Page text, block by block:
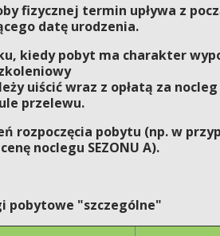
fizycznej termin upływa z
datę urodzenia.
kiedy pobyt ma charakter
uiścić wraz z opłatą za
przelewu.
rozpoczęcia pobytu (np. w
noclegu SEZONU A).
pobytowe "szczególne"